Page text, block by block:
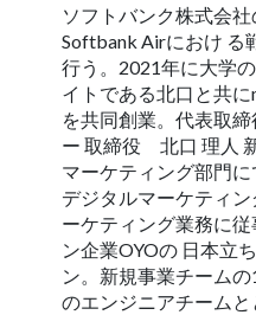
ソフトバンク株式会社
Softbank Airにおけ る
⾏う。2021年に⼤学
イトである北⼝と共に
を共同創業。代表取
ー 取締役 北⼝ 理⼈
マーケティング部⾨
デジタルマーケティ
ーケティング業務に
ン企業OYOの ⽇本⽴
ン。新規事業チーム
のエンジニアチームと